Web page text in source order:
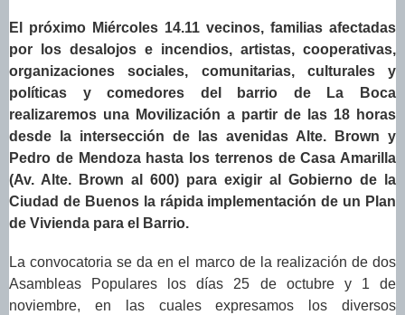
El próximo Miércoles 14.11 vecinos, familias afectadas
por los desalojos e incendios, artistas, cooperativas,
organizaciones sociales, comunitarias, culturales y
políticas y comedores del barrio de La Boca
realizaremos una Movilización a partir de las 18 horas
desde la intersección de las avenidas Alte. Brown y
Pedro de Mendoza hasta los terrenos de Casa Amarilla
(Av. Alte. Brown al 600) para exigir al Gobierno de la
Ciudad de Buenos la rápida implementación de un Plan
de Vivienda para el Barrio.
La convocatoria se da en el marco de la realización de dos
Asambleas Populares los días 25 de octubre y 1 de
noviembre, en las cuales expresamos los diversos